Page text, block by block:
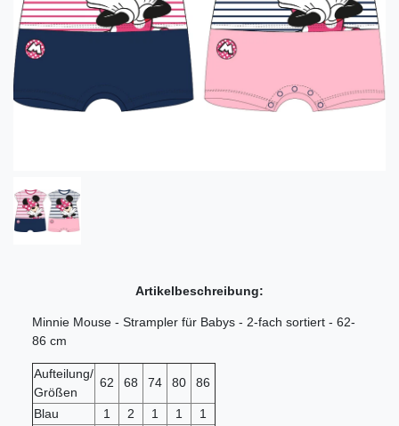
Artikelbeschreibung:
Minnie Mouse - Strampler für Babys - 2-fach sortiert - 62-
86 cm
Aufteilung/
Größen
62 68 74 80 86
Blau 1 2 1 1
1